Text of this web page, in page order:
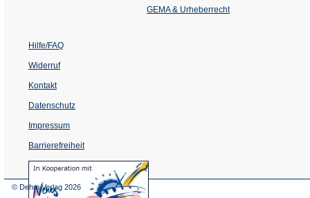
Tab)
GEMA & Urheberrecht
Hilfe/FAQ
Widerruf
Kontakt
Datenschutz
Impressum
Barrierefreiheit
(Öffnet
in
© Dehm Verlag 2026